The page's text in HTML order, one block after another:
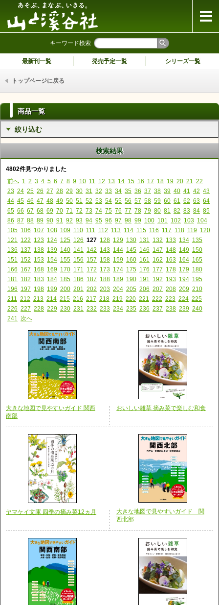
キーワード検索
最新刊一覧 発売予定一覧 シリーズ一覧
トップページに戻る
商品一覧
絞り込む
検索結果
4802件見つかりました
前へ 1 2 3 4 5 6 7 8 9 10 11 12 13 14 15 16 17 18 19 20 21
22
23 24 25 26 27 28 29 30 31 32 33 34 35 36 37 38 39 40 41 42 43
44 45 46 47 48 49 50 51 52 53 54 55 56 57 58 59 60 61 62 63 64
65 66 67 68 69 70 71 72 73 74 75 76 77 78 79 80 81 82 83 84 85
86 87 88 89 90 91 92 93 94 95 96 97 98 99 100 101 102 103 104
105 106 107 108 109 110 111 112 113 114 115 116 117 118 119 120
121
122 123 124 125 126 127 128 129 130 131 132 133 134 135
136 137 138 139 140 141 142 143 144 145 146 147 148 149 150
151
152 153 154 155 156 157 158 159 160 161 162 163 164 165
166 167 168 169 170 171 172 173 174 175 176 177 178 179 180
181
182 183 184 185 186 187 188 189 190 191 192 193 194 195
196 197 198 199 200 201 202 203 204 205 206 207 208 209 210
211
212 213 214 215 216 217 218 219 220 221 222 223 224 225
226 227 228 229 230 231 232 233 234 235 236 237 238 239 240
241
次へ
大きな地図で見やすいガイド 関西
南部
おいしい雑草 摘み菜で楽しむ和食
ヤマケイ文庫 四季の摘み菜12ヵ月
大きな地図で見やすいガイド 関
西北部